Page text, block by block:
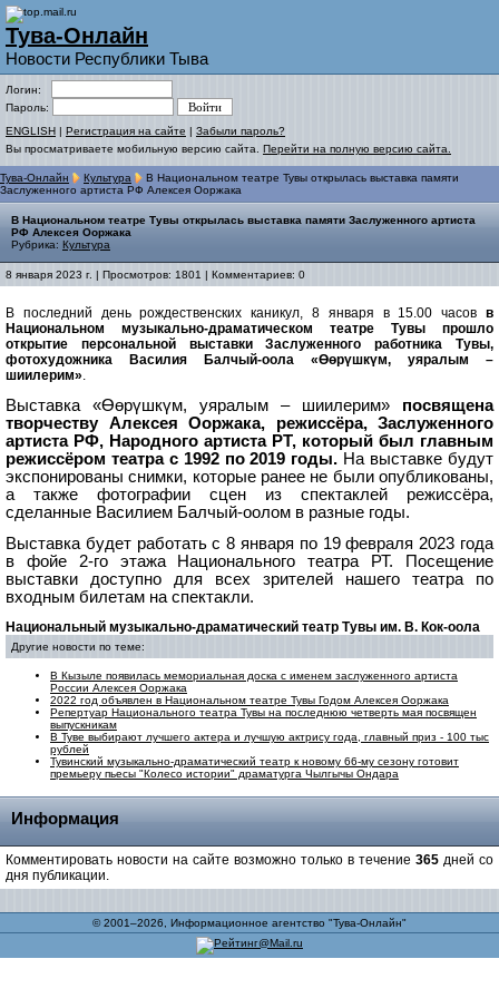
Тува-Онлайн
Новости Республики Тыва
Логин:
Пароль:
ENGLISH | Регистрация на сайте | Забыли пароль?
Вы просматриваете мобильную версию сайта. Перейти на полную версию сайта.
Тува-Онлайн Культура
В Национальном театре Тувы открылась выставка памяти
Заслуженного артиста РФ Алексея Ооржака
В Национальном театре Тувы открылась выставка памяти Заслуженного артиста
РФ Алексея Ооржака
Рубрика: Культура
8 января 2023 г. | Просмотров: 1801 | Комментариев: 0
В последний день рождественских каникул, 8 января в 15.00 часов в
Национальном музыкально-драматическом театре Тувы прошло
открытие персональной выставки Заслуженного работника Тувы,
фотохудожника Василия Балчый-оола «Өөрүшкүм, уяралым –
шиилерим».
Выставка «Өөрүшкүм, уяралым – шиилерим» посвящена
творчеству Алексея Ооржака, режиссёра, Заслуженного
артиста РФ, Народного артиста РТ, который был главным
режиссёром театра с 1992 по 2019 годы. На выставке будут
экспонированы снимки, которые ранее не были опубликованы,
а также фотографии сцен из спектаклей режиссёра,
сделанные Василием Балчый-оолом в разные годы.
Выставка будет работать с 8 января по 19 февраля 2023 года
в фойе 2-го этажа Национального театра РТ.
Посещение
выставки доступно для всех зрителей нашего театра по
входным билетам на спектакли.
Национальный музыкально-драматический театр Тувы им. В. Кок-оола
Другие новости по теме:
В Кызыле появилась мемориальная доска с именем заслуженного артиста
России Алексея Ооржака
2022 год объявлен в Национальном театре Тувы Годом Алексея Ооржака
Репертуар Национального театра Тувы на последнюю четверть мая посвящен
выпускникам
В Туве выбирают лучшего актера и лучшую актрису года, главный приз - 100 тыс
рублей
Тувинский музыкально-драматический театр к новому 66-му сезону готовит
премьеру пьесы "Колесо истории" драматурга Чылгычы Ондара
Информация
Комментировать новости на сайте возможно только в течение 365 дней со
дня публикации.
© 2001–2026, Информационное агентство "Тува-Онлайн"